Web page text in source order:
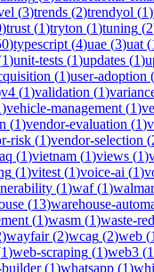
(3)trends (2)trendyol (1)
)trust (1)tryton (1)tuning (2
)typescript (4)uae (3)uat (
1)unit-tests (1)updates (1)
(1)user-adoption (
v4 (1)validation (1)
)vehicle-management (1)
(1)vendor-evaluation (1)
risk (1)vendor-selection (
(1)vietnam (1)views (1)
(1)vitest (1)voice-ai (1)
(1)waf(1)
(13)warehouse-
(1)wasm (1)waste-
)wayfair(2)wcag (2)web (1
1)web-scraping (1)web3 (1
(1)whatsapp (1)